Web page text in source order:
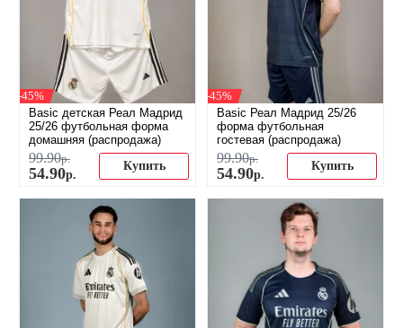
-45%
Basic детская Реал Мадрид
25/26 футбольная форма
домашняя (распродажа)
99.90р.
54.90р.
Купить
-45%
Basic Реал Мадрид 25/26
форма футбольная
гостевая (распродажа)
99.90р.
54.90р.
Купить